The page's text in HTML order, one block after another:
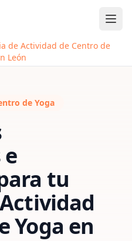
de Actividad de Centro de
León
de Yoga
tu
Yoga en